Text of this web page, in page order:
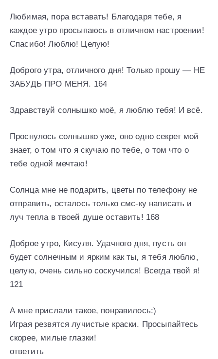
Любимая, пора вставать! Благодаря тебе, я
каждое утро просыпаюсь в отличном настроении!
Спасибо! Люблю! Целую!
Доброго утра, отличного дня! Только прошу — НЕ
ЗАБУДЬ ПРО МЕНЯ. 164
Здравствуй солнышко моё, я люблю тебя! И всё.
Проснулось солнышко уже, оно одно секрет мой
знает, о том что я скучаю по тебе, о том что о
тебе одной мечтаю!
Солнца мне не подарить, цветы по телефону не
отправить, осталось только смс-ку написать и
луч тепла в твоей душе оставить! 168
Доброе утро, Кисуля. Удачного дня, пусть он
будет солнечным и ярким как ты, я тебя люблю,
целую, очень сильно соскучился! Всегда твой я!
121
А мне прислали такое, понравилось:)
Играя резвятся лучистые краски. Просыпайтесь
скорее, милые глазки!
ответить